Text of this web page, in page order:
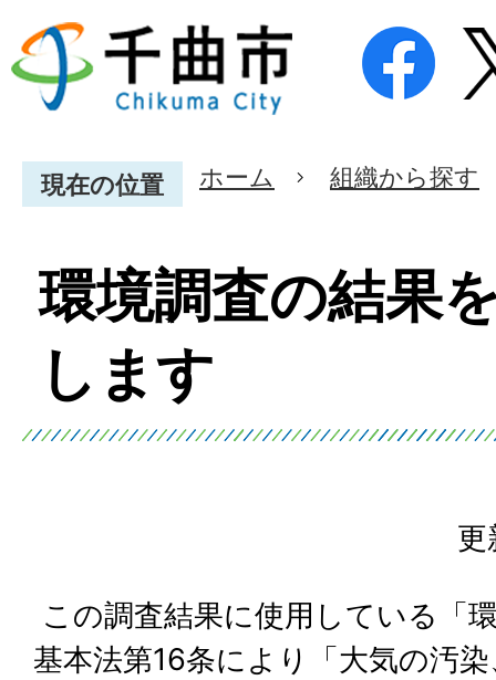
現在の位置 ホーム 組織から探す
環境調査の結果
します
更
この調査結果に使用している「
基本法第16条により「大気の汚